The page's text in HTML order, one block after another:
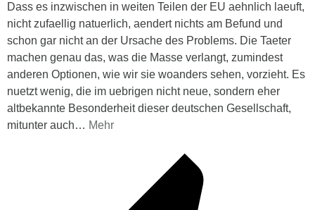
Dass es inzwischen in weiten Teilen der EU aehnlich laeuft,
nicht zufaellig natuerlich, aendert nichts am Befund und
schon gar nicht an der Ursache des Problems. Die Taeter
machen genau das, was die Masse verlangt, zumindest
anderen Optionen, wie wir sie woanders sehen, vorzieht. Es
nuetzt wenig, die im uebrigen nicht neue, sondern eher
altbekannte Besonderheit dieser deutschen Gesellschaft,
mitunter auch… Mehr